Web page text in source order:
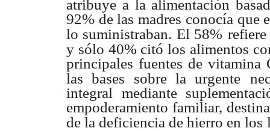
atribuye a la alimentación
92% de las madres conocía que
lo suministraban. El 58%
y sólo 40% citó los alimentos
principales fuentes de vitamina
las bases sobre la urgente
integral mediante
empoderamiento familiar,
de la deficiencia de hierro en los